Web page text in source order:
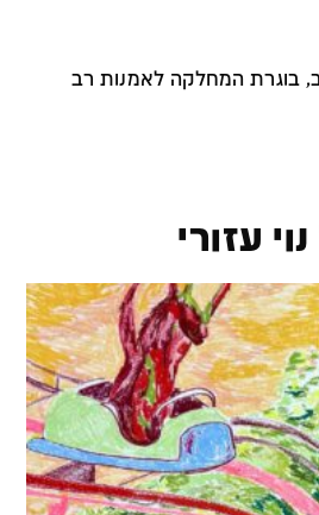
בוגרת המחלקה לאמנות רב
עזורי